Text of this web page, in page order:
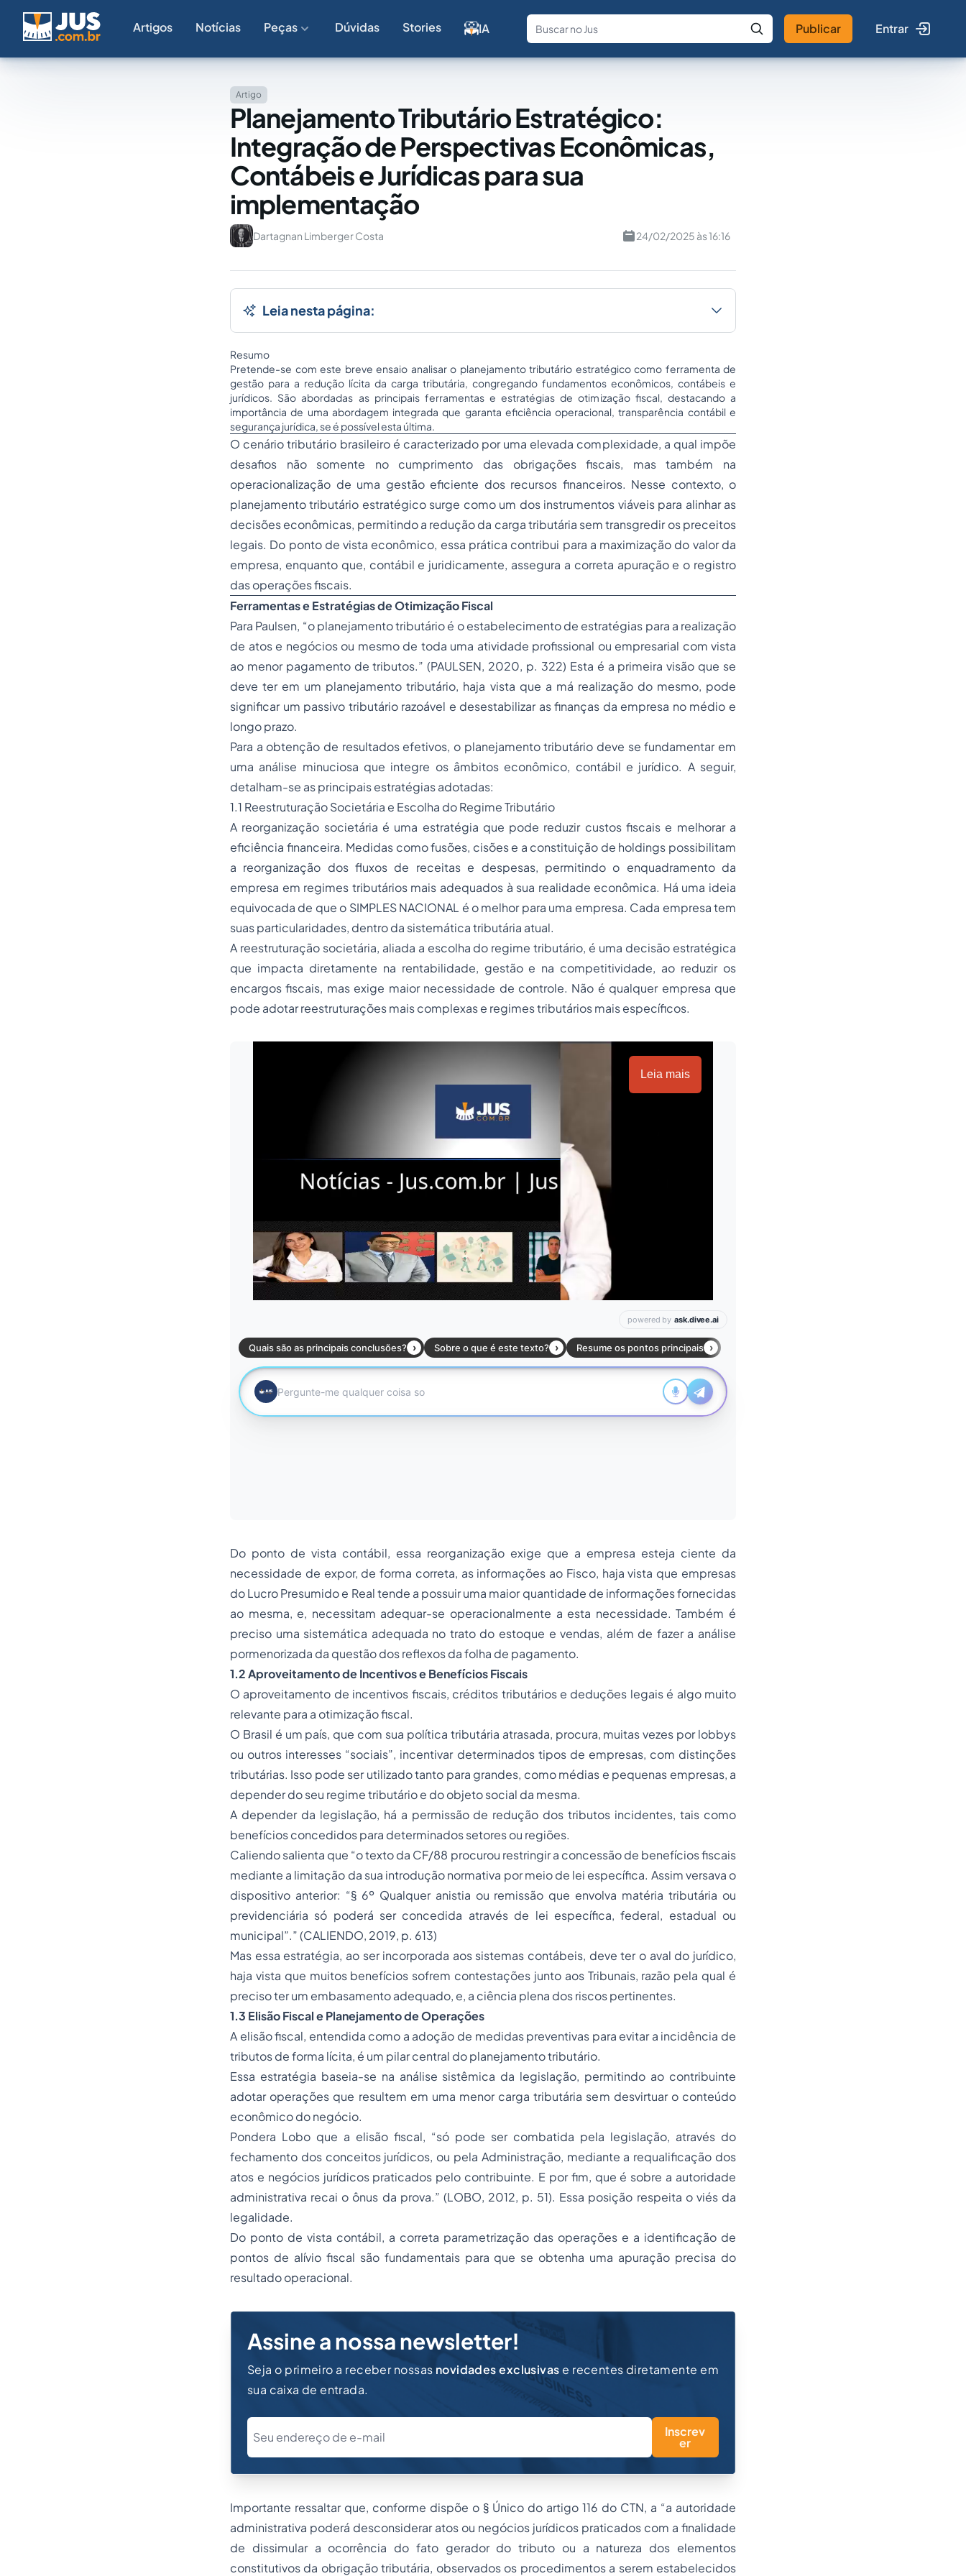
Artigos Notícias Peças Dúvidas Stories IA
Fale com a IA Buscar no Jus
Publicar Entrar
Artigo
Planejamento Tributário Estratégico:
Integração de Perspectivas Econômicas,
Contábeis e Jurídicas para sua
implementação
Dartagnan Limberger Costa 24/02/2025 às 16:16
Leia nesta página:
Resumo
Pretende-se com este breve ensaio analisar o planejamento tributário estratégico como ferramenta de
gestão para a redução lícita da carga tributária, congregando fundamentos econômicos, contábeis e
jurídicos. São abordadas as principais ferramentas e estratégias de otimização fiscal, destacando a
importância de uma abordagem integrada que garanta eficiência operacional, transparência contábil e
segurança jurídica, se é possível esta última.
O cenário tributário brasileiro é caracterizado por uma elevada complexidade, a qual impõe
desafios não somente no cumprimento das obrigações fiscais, mas também na
operacionalização de uma gestão eficiente dos recursos financeiros. Nesse contexto, o
planejamento tributário estratégico surge como um dos instrumentos viáveis para alinhar as
decisões econômicas, permitindo a redução da carga tributária sem transgredir os preceitos
legais. Do ponto de vista econômico, essa prática contribui para a maximização do valor da
empresa, enquanto que, contábil e juridicamente, assegura a correta apuração e o registro
das operações fiscais.
Ferramentas e Estratégias de Otimização Fiscal
Para Paulsen, “o planejamento tributário é o estabelecimento de estratégias para a realização
de atos e negócios ou mesmo de toda uma atividade profissional ou empresarial com vista
ao menor pagamento de tributos.” (PAULSEN, 2020, p. 322) Esta é a primeira visão que se
deve ter em um planejamento tributário, haja vista que a má realização do mesmo, pode
significar um passivo tributário razoável e desestabilizar as finanças da empresa no médio e
longo prazo.
Para a obtenção de resultados efetivos, o planejamento tributário deve se fundamentar em
uma análise minuciosa que integre os âmbitos econômico, contábil e jurídico. A seguir,
detalham-se as principais estratégias adotadas:
1.1 Reestruturação Societária e Escolha do Regime Tributário
A reorganização societária é uma estratégia que pode reduzir custos fiscais e melhorar a
eficiência financeira. Medidas como fusões, cisões e a constituição de holdings possibilitam
a reorganização dos fluxos de receitas e despesas, permitindo o enquadramento da
empresa em regimes tributários mais adequados à sua realidade econômica. Há uma ideia
equivocada de que o SIMPLES NACIONAL é o melhor para uma empresa. Cada empresa tem
suas particularidades, dentro da sistemática tributária atual.
A reestruturação societária, aliada a escolha do regime tributário, é uma decisão estratégica
que impacta diretamente na rentabilidade, gestão e na competitividade, ao reduzir os
encargos fiscais, mas exige maior necessidade de controle. Não é qualquer empresa que
pode adotar reestruturações mais complexas e regimes tributários mais específicos.
Leia mais
Do ponto de vista contábil, essa reorganização exige que a empresa esteja ciente da
necessidade de expor, de forma correta, as informações ao Fisco, haja vista que empresas
do Lucro Presumido e Real tende a possuir uma maior quantidade de informações fornecidas
ao mesma, e, necessitam adequar-se operacionalmente a esta necessidade. Também é
preciso uma sistemática adequada no trato do estoque e vendas, além de fazer a análise
pormenorizada da questão dos reflexos da folha de pagamento.
1.2 Aproveitamento de Incentivos e Benefícios Fiscais
O aproveitamento de incentivos fiscais, créditos tributários e deduções legais é algo muito
relevante para a otimização fiscal.
O Brasil é um país, que com sua política tributária atrasada, procura, muitas vezes porlobbys
ou outros interesses “sociais”, incentivar determinados tipos de empresas, com distinções
tributárias. Isso pode ser utilizado tanto para grandes, como médias e pequenas empresas, a
depender do seu regime tributário e do objeto social da mesma.
A depender da legislação, há a permissão de redução dos tributos incidentes, tais como
benefícios concedidos para determinados setores ou regiões.
Caliendo salienta que “o texto da CF/88 procurou restringir a concessão de benefícios fiscais
mediante a limitação da sua introdução normativa por meio de lei específica. Assim versava o
dispositivo anterior: “§ 6º Qualquer anistia ou remissão que envolva matéria tributária ou
previdenciária só poderá ser concedida através de lei específica, federal, estadual ou
municipal”.” (CALIENDO, 2019, p. 613)
Mas essa estratégia, ao ser incorporada aos sistemas contábeis, deve ter o aval do jurídico,
haja vista que muitos benefícios sofrem contestações junto aos Tribunais, razão pela qual é
preciso ter um embasamento adequado, e, a ciência plena dos riscos pertinentes.
1.3 Elisão Fiscal e Planejamento de Operações
A elisão fiscal, entendida como a adoção de medidas preventivas para evitar a incidência de
tributos de forma lícita, é um pilar central do planejamento tributário.
Essa estratégia baseia-se na análise sistêmica da legislação, permitindo ao contribuinte
adotar operações que resultem em uma menor carga tributária sem desvirtuar o conteúdo
econômico do negócio.
Pondera Lobo que a elisão fiscal, “só pode ser combatida pela legislação, através do
fechamento dos conceitos jurídicos, ou pela Administração, mediante a requalificação dos
atos e negócios jurídicos praticados pelo contribuinte. E por fim, que é sobre a autoridade
administrativa recai o ônus da prova.” (LOBO, 2012, p. 51). Essa posição respeita o viés da
legalidade.
Do ponto de vista contábil, a correta parametrização das operações e a identificação de
pontos de alívio fiscal são fundamentais para que se obtenha uma apuração precisa do
resultado operacional.
Assine a nossa newsletter!
Seja o primeiro a receber nossasnovidades exclusivas e recentes diretamente em
sua caixa de entrada.
Inscrev
er
Importante ressaltar que, conforme dispõe o § Único do artigo 116 do CTN, a “a autoridade
administrativa poderá desconsiderar atos ou negócios jurídicos praticados com a finalidade
de dissimular a ocorrência do fato gerador do tributo ou a natureza dos elementos
constitutivos da obrigação tributária, observados os procedimentos a serem estabelecidos